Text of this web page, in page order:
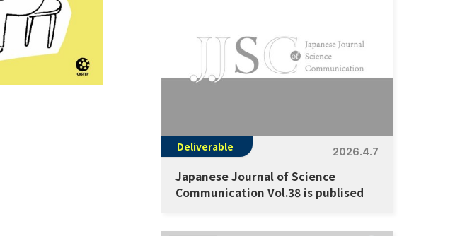
Deliverable 2026.4.7
Japanese Journal of Science
Communication Vol.38 is publised